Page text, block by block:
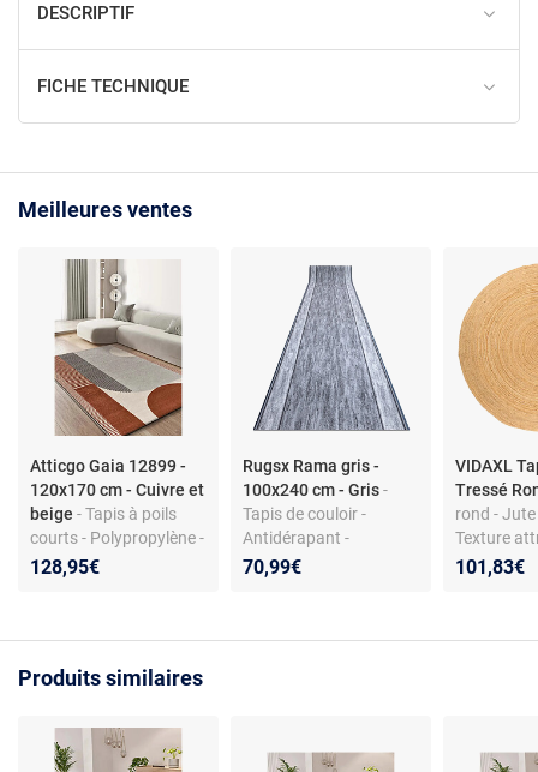
DESCRIPTIF
FICHE TECHNIQUE
Meilleures ventes
Atticgo Gaia 12899 -
120x170 cm - Cuivre et
beige - Tapis à poils
courts - Polypropylène -
Géométrique -
128,95€
Rugsx Rama gris -
100x240 cm - Gris-
Tapis de couloir -
Antidérapant -
Nettoyage facile -
70,99€
VIDAXL
Tressé
rond -
Texture
Diamètre
101,83€
Produits similaires